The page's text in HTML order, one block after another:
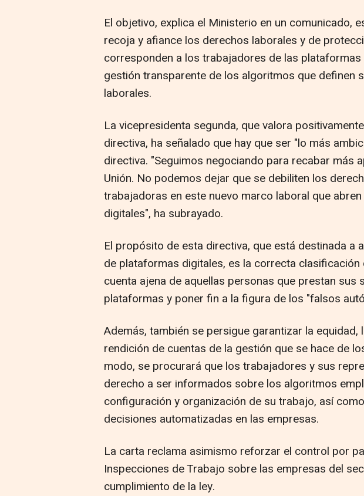
El objetivo, explica el Ministerio en un comunicado,
recoja y afiance los derechos laborales y de
corresponden a los trabajadores de las
gestión transparente de los algoritmos que definen
laborales.
La vicepresidenta segunda, que valora
directiva, ha señalado que hay que ser "lo más
directiva. "Seguimos negociando para recabar más
Unión. No podemos dejar que se debiliten los
trabajadoras en este nuevo marco laboral que
digitales", ha subrayado.
El propósito de esta directiva, que está destinada a
de plataformas digitales, es la correcta
cuenta ajena de aquellas personas que prestan sus
plataformas y poner fin a la figura de los "falsos
Además, también se persigue garantizar la equidad,
rendición de cuentas de la gestión que se hace de
modo, se procurará que los trabajadores y sus
derecho a ser informados sobre los algoritmos
configuración y organización de su trabajo, así
decisiones automatizadas en las empresas.
La carta reclama asimismo reforzar el control por
Inspecciones de Trabajo sobre las empresas del
cumplimiento de la ley.